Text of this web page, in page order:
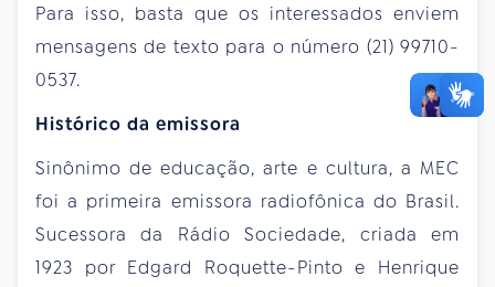
Para isso, basta que os interessados enviem
mensagens de texto para o número (21) 99710-
0537.
Histórico da emissora
Sinônimo de educação, arte e cultura, a MEC
foi a primeira emissora radiofônica do Brasil.
Sucessora da Rádio Sociedade, criada em
1923 por Edgard Roquette-Pinto e Henrique